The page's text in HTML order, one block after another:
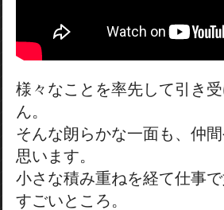
様々なことを率先して引き
ん。
そんな朗らかな一面も、仲
思います。
小さな積み重ねを経て仕事
すごいところ。